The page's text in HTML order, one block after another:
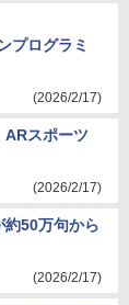
プログラミ
(2026/2/17)
ARスポーツ
(2026/2/17)
約50万句から
(2026/2/17)